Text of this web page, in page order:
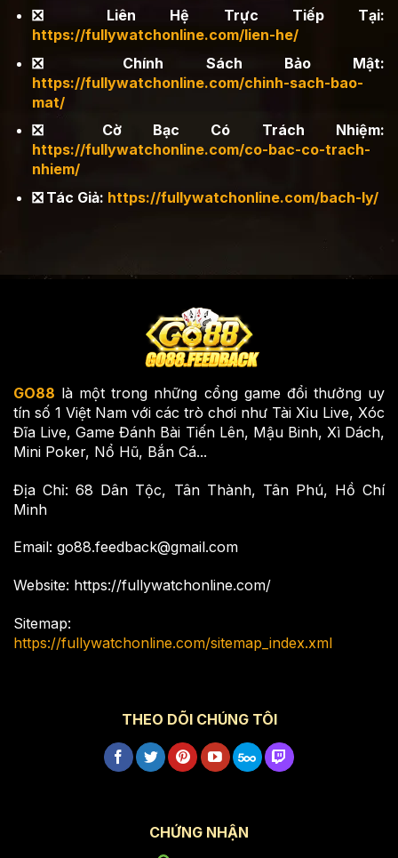
❎ Liên Hệ Trực Tiếp Tại:
https://fullywatchonline.com/lien-he/
❎ Chính Sách Bảo Mật:
https://fullywatchonline.com/chinh-sach-bao-
mat/
❎ Cờ Bạc Có Trách Nhiệm:
https://fullywatchonline.com/co-bac-co-trach-
nhiem/
❎ Tác Giả: https://fullywatchonline.com/bach-ly/
GO88 là một trong những cổng game đổi thưởng uy
tín số 1 Việt Nam với các trò chơi như Tài Xỉu Live, Xóc
Đĩa Live, Game Đánh Bài Tiến Lên, Mậu Binh, Xì Dách,
Mini Poker, Nổ Hũ, Bắn Cá...
Địa Chỉ: 68 Dân Tộc, Tân Thành, Tân Phú, Hồ Chí
Minh
Email: go88.feedback@gmail.com
Website: https://fullywatchonline.com/
Sitemap:
https://fullywatchonline.com/sitemap_index.xml
THEO DÕI CHÚNG TÔI
CHỨNG NHẬN